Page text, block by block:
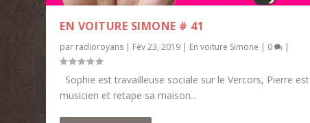
EN VOITURE SIMONE # 41
par radioroyans | Fév 23, 2019 | En voiture Simone | 0 |
Sophie est travailleuse sociale sur le Vercors, Pierre est
musicien et retape sa maison...